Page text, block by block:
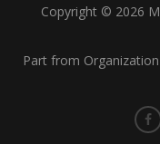
Copyright © 2026
Part from